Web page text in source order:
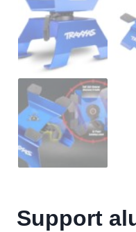
Support